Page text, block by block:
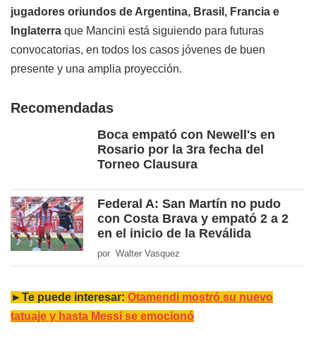
jugadores oriundos de Argentina, Brasil, Francia e
Inglaterra que Mancini está siguiendo para futuras
convocatorias, en todos los casos jóvenes de buen
presente y una amplia proyección.
Recomendadas
Boca empató con Newell's en
Rosario por la 3ra fecha del
Torneo Clausura
Federal A: San Martín no pudo
con Costa Brava y empató 2 a 2
en el inicio de la Reválida
por Walter Vasquez
►Te puede interesar: Otamendi mostró su nuevo
tatuaje y hasta Messi se emocionó